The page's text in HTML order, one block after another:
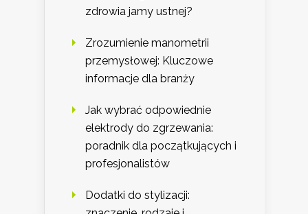
zdrowia jamy ustnej?
Zrozumienie manometrii
przemysłowej: Kluczowe
informacje dla branży
Jak wybrać odpowiednie
elektrody do zgrzewania:
poradnik dla początkujących i
profesjonalistów
Dodatki do stylizacji: